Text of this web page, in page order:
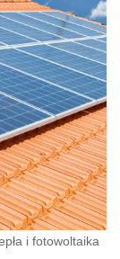
i fotowoltaika